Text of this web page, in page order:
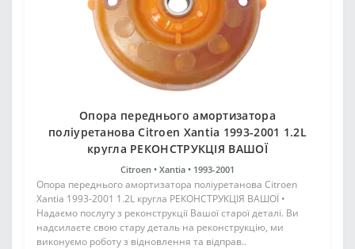
Опора переднього амортизатора
поліуретанова Citroen Xantia 1993-2001 1.2L
кругла РЕКОНСТРУКЦІЯ ВАШОЇ
Citroen • Xantia • 1993-2001
Опора переднього амортизатора поліуретанова Citroen
Xantia 1993-2001 1.2L кругла РЕКОНСТРУКЦІЯ ВАШОЇ •
Надаємо послугу з реконструкції Вашої старої деталі. Ви
надсилаєте свою стару деталь на реконструкцію, ми
виконуємо роботу з відновлення та відправ..